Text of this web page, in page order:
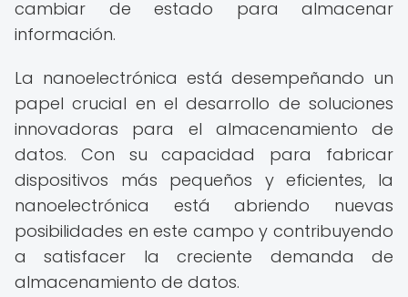
cambiar de estado para almacenar
información.
La nanoelectrónica está desempeñando un
papel crucial en el desarrollo de soluciones
innovadoras para el almacenamiento de
datos. Con su capacidad para fabricar
dispositivos más pequeños y eficientes, la
nanoelectrónica está abriendo nuevas
posibilidades en este campo y contribuyendo
a satisfacer la creciente demanda de
almacenamiento de datos.